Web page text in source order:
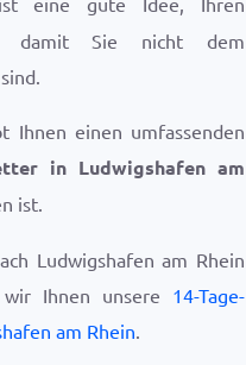
damit Sie nicht dem
Ihnen einen umfassenden
in Ludwigshafen am
ist.
Ludwigshafen am Rhein
Ihnen unsere 14-Tage-
am Rhein.